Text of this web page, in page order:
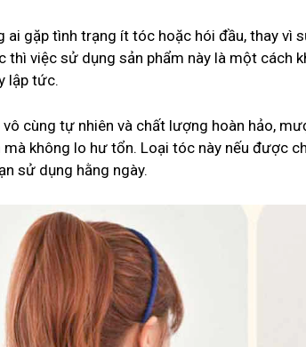
ai gặp tình trạng ít tóc hoặc hói đầu, thay vì
thì việc sử dụng sản phẩm này là một cách
lập tức.
vô cùng tự nhiên và chất lượng hoàn hảo,
không lo hư tổn. Loại tóc này nếu được
sử dụng hằng ngày.